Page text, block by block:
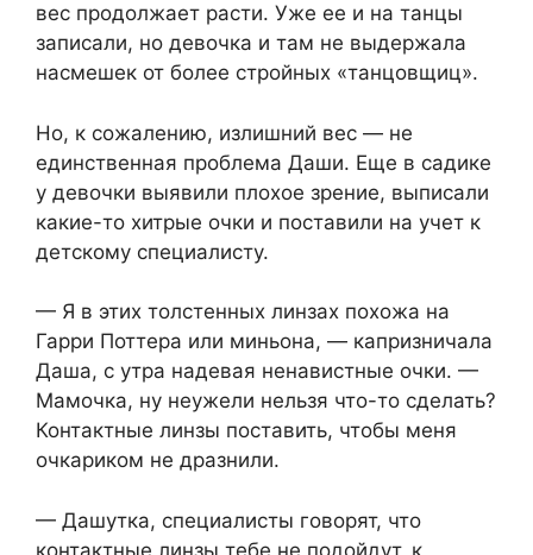
вес продолжает расти. Уже ее и на танцы
записали, но девочка и там не выдержала
насмешек от более стройных «танцовщиц».
Но, к сожалению, излишний вес — не
единственная проблема Даши. Еще в садике
у девочки выявили плохое зрение, выписали
какие-то хитрые очки и поставили на учет к
детскому специалисту.
— Я в этих толстенных линзах похожа на
Гарри Поттера или миньона, — капризничала
Даша, с утра надевая ненавистные очки. —
Мамочка, ну неужели нельзя что-то сделать?
Контактные линзы поставить, чтобы меня
очкариком не дразнили.
— Дашутка, специалисты говорят, что
контактные линзы тебе не подойдут, к